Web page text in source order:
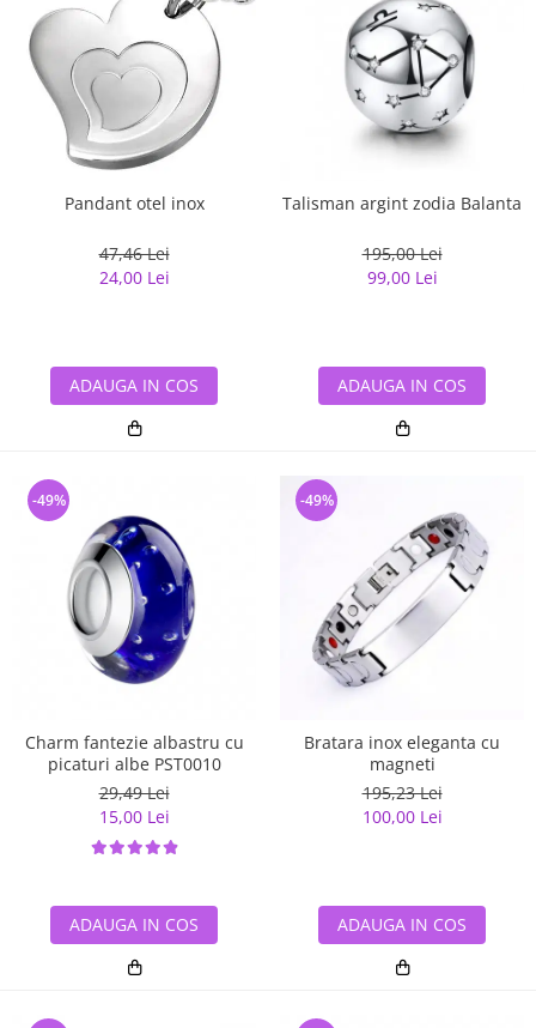
Pandant otel inox
47,46 Lei
24,00 Lei
ADAUGA IN COS
Talisman argint zodia Balanta
195,00 Lei
99,00 Lei
ADAUGA IN COS
Charm fantezie albastru cu
picaturi albe PST0010
29,49 Lei
15,00 Lei
-49%
ADAUGA IN COS
Bratara inox eleganta cu
magneti
195,23 Lei
100,00 Lei
-49%
ADAUGA IN COS